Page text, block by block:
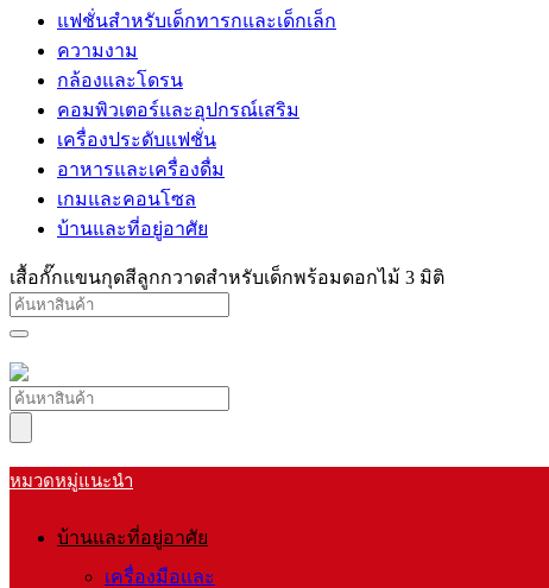
แฟชั่นสำหรับเด็กทารกและเด็กเล็ก
ความงาม
กล้องและโดรน
คอมพิวเตอร์และอุปกรณ์เสริม
เครื่องประดับแฟชั่น
อาหารและเครื่องดื่ม
เกมและคอนโซล
บ้านและที่อยู่อาศัย
เสื้อกั๊กแขนกุดสีลูกกวาดสำหรับเด็กพร้อมดอกไม้ 3 มิติ
หมวดหมู่แนะนำ
บ้านและที่อยู่อาศัย
เครื่องมือและ